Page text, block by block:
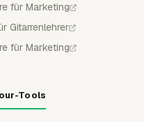
für Marketing
Gitarrenlehrer
für Marketing
Tools